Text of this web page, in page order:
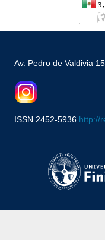
Av. Pedro de Valdivia
ISSN 2452-5936 http://